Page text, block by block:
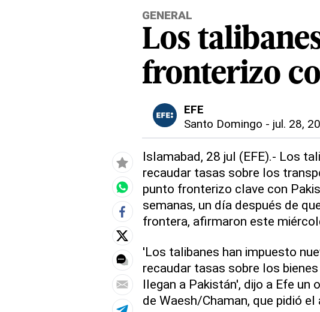
GENERAL
Los
fronterizo
EFE
Santo Domingo - jul. 28,
Islamabad, 28 jul (EFE).- Los
recaudar tasas sobre los
punto fronterizo clave con
semanas, un día después de
frontera, afirmaron este
'Los talibanes han impuesto
recaudar tasas sobre los
llegan a Pakistán', dijo a Efe
de Waesh/Chaman, que pidió el